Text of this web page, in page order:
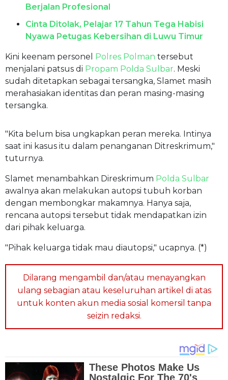
Berjalan Profesional
Cinta Ditolak, Pelajar 17 Tahun Tega Habisi
Nyawa Petugas Kebersihan di Luwu Timur
Kini keenam personel Polres Polman tersebut
menjalani patsus di Propam Polda Sulbar. Meski
sudah ditetapkan sebagai tersangka, Slamet masih
merahasiakan identitas dan peran masing-masing
tersangka.
"Kita belum bisa ungkapkan peran mereka. Intinya
saat ini kasus itu dalam penanganan Ditreskrimum,"
tuturnya.
Slamet menambahkan Direskrimum Polda Sulbar
awalnya akan melakukan autopsi tubuh korban
dengan membongkar makamnya. Hanya saja,
rencana autopsi tersebut tidak mendapatkan izin
dari pihak keluarga.
"Pihak keluarga tidak mau diautopsi," ucapnya. (*)
Dilarang mengambil dan/atau menayangkan
ulang sebagian atau keseluruhan artikel di atas
untuk konten akun media sosial komersil tanpa
seizin redaksi.